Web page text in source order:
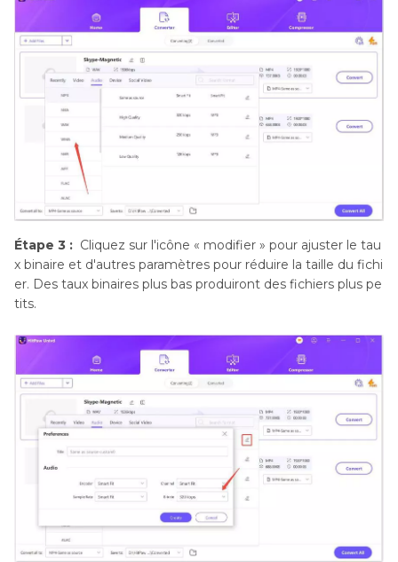
Étape 3 : Cliquez sur l'icône « modifier » pour ajuster le tau
x binaire et d'autres paramètres pour réduire la taille du fichi
er. Des taux binaires plus bas produiront des fichiers plus pe
tits.